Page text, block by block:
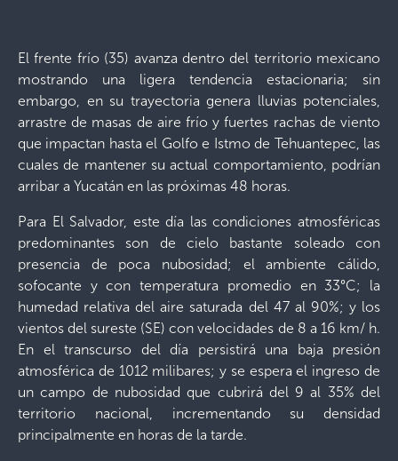
El frente frío (35) avanza dentro del territorio mexicano
mostrando una ligera tendencia estacionaria; sin
embargo, en su trayectoria genera lluvias potenciales,
arrastre de masas de aire frío y fuertes rachas de viento
que impactan hasta el Golfo e Istmo de Tehuantepec, las
cuales de mantener su actual comportamiento, podrían
arribar a Yucatán en las próximas 48 horas.
Para El Salvador, este día las condiciones atmosféricas
predominantes son de cielo bastante soleado con
presencia de poca nubosidad; el ambiente cálido,
sofocante y con temperatura promedio en 33°C; la
humedad relativa del aire saturada del 47 al 90%; y los
vientos del sureste (SE) con velocidades de 8 a 16 km/ h.
En el transcurso del día persistirá una baja presión
atmosférica de 1012 milibares; y se espera el ingreso de
un campo de nubosidad que cubrirá del 9 al 35% del
territorio nacional, incrementando su densidad
principalmente en horas de la tarde.